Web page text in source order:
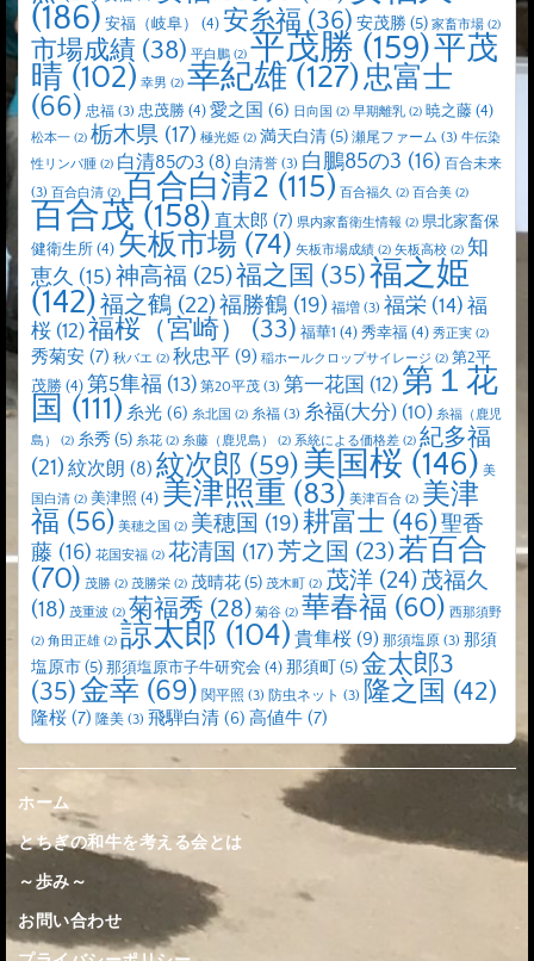
(186) 安福（岐阜） (4) 安糸福 (36) 安茂勝 (5) 家畜市場 (2)
市場成績 (38) 平白鵬 (2) 平茂勝 (159)平茂
晴 (102) 幸男 (2) 幸紀雄 (127)忠富士
(66) 忠福 (3) 忠茂勝 (4) 愛之国 (6) 日向国 (2) 早期離乳 (2) 暁之藤 (4)
松本一 (2) 栃木県 (17) 極光姫 (2) 満天白清(5) 瀬尾ファーム (3) 牛伝染
性リンパ腫 (2) 白清85の3 (8) 白清誉 (3) 白鵬85の3 (16) 百合未来
(3) 百合白清 (2) 百合白清2 (115) 百合福久 (2) 百合美 (2)
百合茂 (158) 直太郎 (7) 県内家畜衛生情報 (2) 県北家畜保
健衛生所 (4) 矢板市場 (74) 矢板市場成績 (2) 矢板高校 (2) 知
恵久 (15) 神高福 (25)福之国 (35)福之姫
(142)福之鶴 (22)福勝鶴 (19) 福増 (3) 福栄 (14) 福
桜 (12)福桜（宮崎） (33) 福華1 (4) 秀幸福 (4) 秀正実 (2)
秀菊安 (7) 秋バエ (2) 秋忠平 (9) 稲ホールクロップサイレージ (2) 第2平
茂勝 (4) 第5隼福 (13) 第20平茂 (3) 第一花国 (12) 第１花
国 (111) 糸光 (6) 糸北国 (2) 糸福 (3) 糸福(大分) (10) 糸福（鹿児
島）
(2) 糸秀 (5) 糸花 (2) 糸藤（鹿児島） (2) 系統による価格差 (2) 紀多福
(21) 紋次朗 (8) 紋次郎 (59)美国桜 (146) 美
国白清 (2) 美津照 (4) 美津照重 (83) 美津百合 (2) 美津
福 (56) 美穂之国 (2) 美穂国 (19)耕富士 (46)聖香
藤 (16) 花国安福 (2) 花清国 (17)芳之国 (23)若百合
(70) 茂勝 (2) 茂勝栄 (2) 茂晴花(5) 茂木町 (2) 茂洋 (24)茂福久
(18) 茂重波 (2) 菊福秀 (28) 菊谷 (2) 華春福 (60) 西那須野
(2) 角田正雄 (2) 諒太郎 (104) 貴隼桜 (9) 那須塩原 (3) 那須
塩原市(5) 那須塩原市子牛研究会 (4) 那須町 (5)金太郎3
(35)金幸 (69) 関平照 (3) 防虫ネット (3) 隆之国 (42)
隆桜 (7) 隆美 (3) 飛騨白清 (6) 高値牛 (7)
ホーム
とちぎの和牛を考える会とは
～歩み～
お問い合わせ